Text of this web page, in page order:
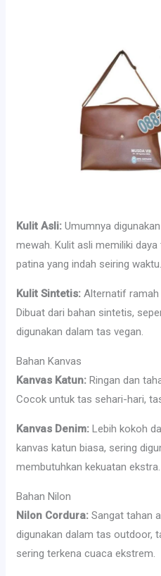
Kulit Asli: Umumnya
mewah. Kulit asli memiliki
patina yang indah seiring waktu.
Kulit Sintetis: Alternatif ramah
Dibuat dari bahan sintetis,
digunakan dalam tas vegan.
Bahan Kanvas
Kanvas Katun: Ringan dan
Cocok untuk tas sehari-hari,
Kanvas Denim: Lebih kokoh
kanvas katun biasa, sering
membutuhkan kekuatan ekstra.
Bahan Nilon
Nilon Cordura: Sangat tahan
digunakan dalam tas outdoor,
sering terkena cuaca ekstrem.